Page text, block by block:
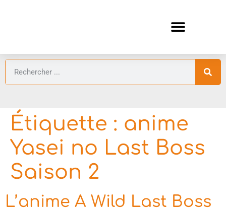
Étiquette : anime
Yasei no Last Boss
Saison 2
L’anime A Wild Last Boss